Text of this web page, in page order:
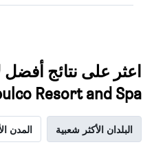
Resort and Spa
البلدان الأكثر شعبية المدن